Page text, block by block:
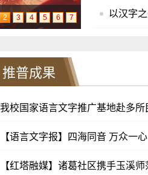
2 3 4 5 6 7
推普成果
【语言文字报】四海同音 万众一心